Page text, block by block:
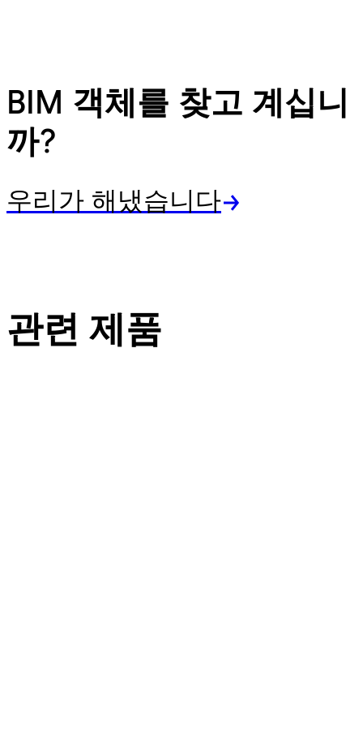
BIM 객체를 찾고 계십니
까?
우리가 해냈습니다
관련 제품